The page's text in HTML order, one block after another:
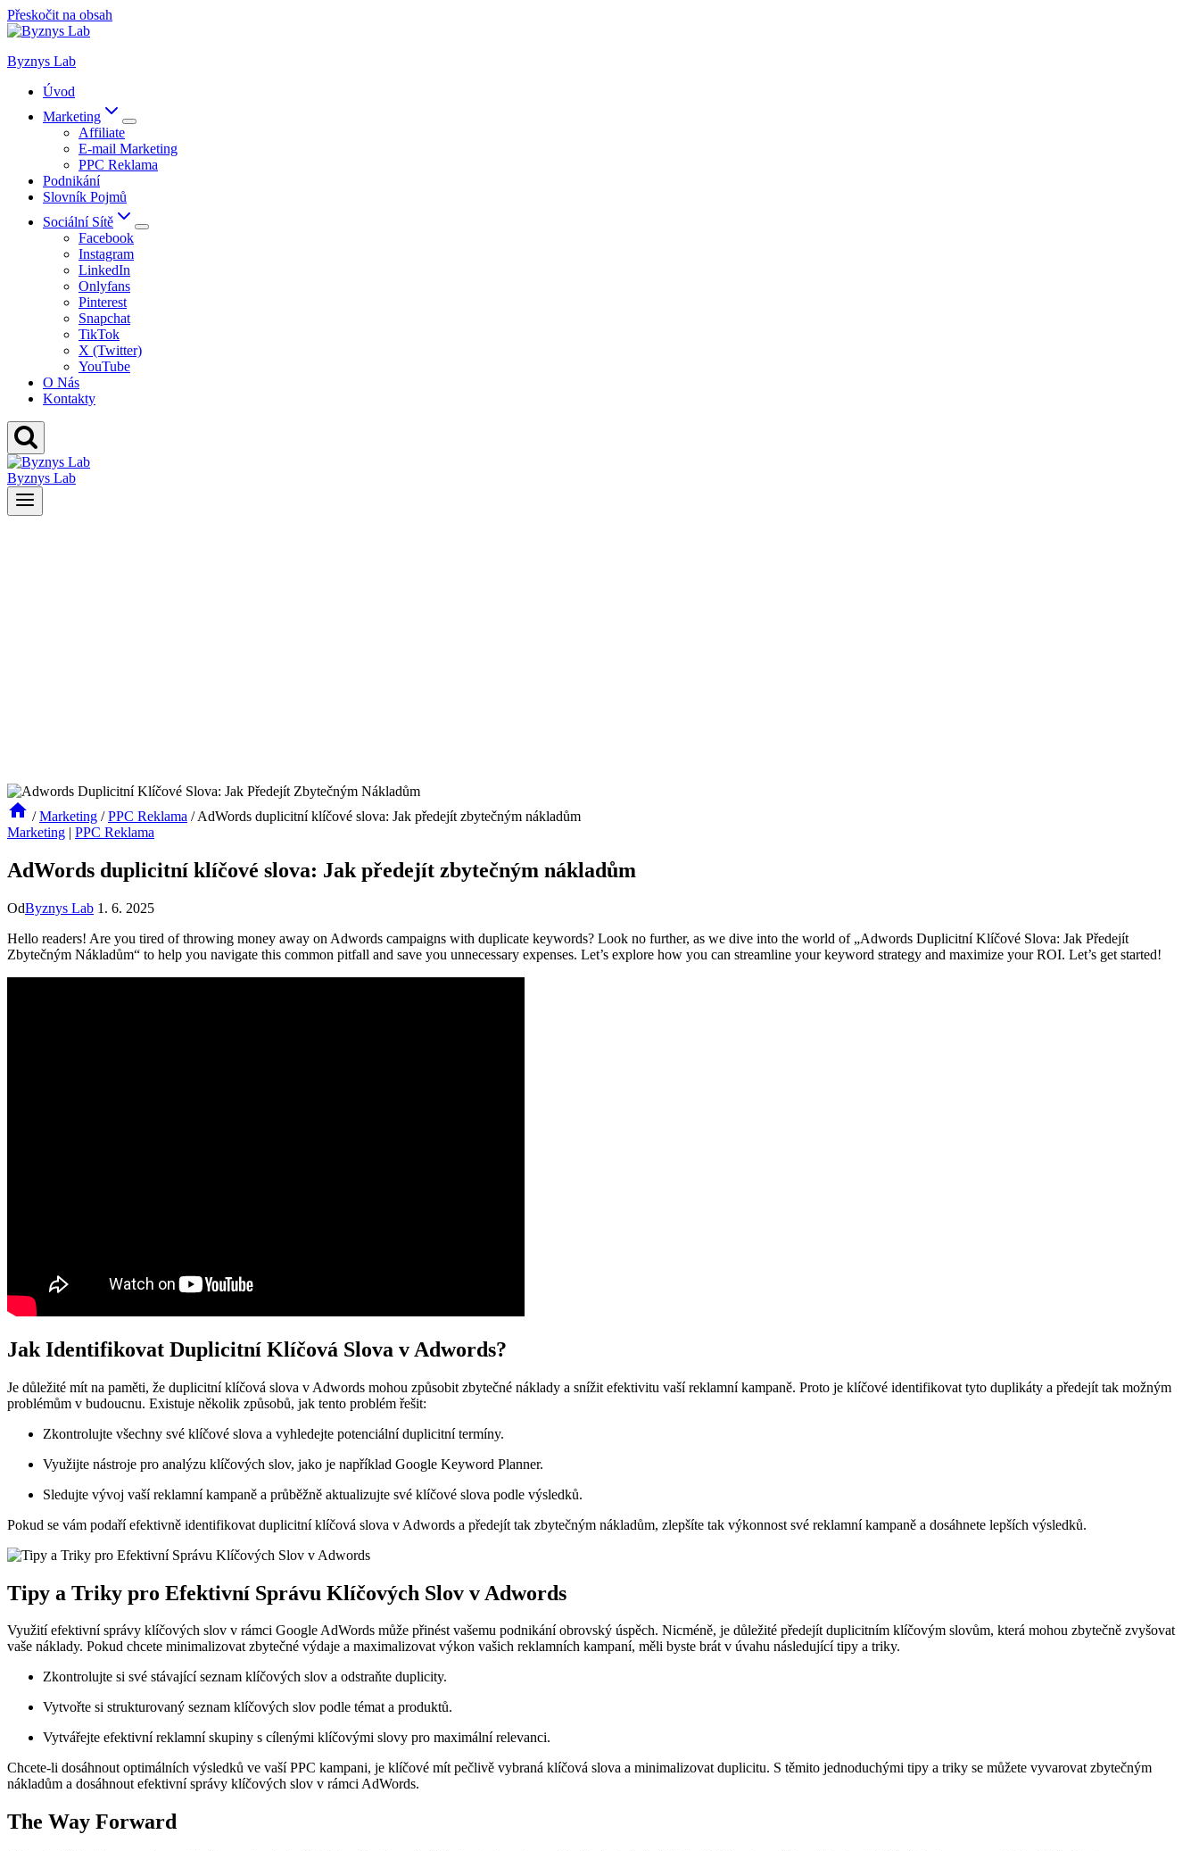
Přeskočit na obsah
Byznys Lab
Úvod
Marketing
Affiliate
E-mail Marketing
PPC Reklama
Podnikání
Slovník Pojmů
Sociální Sítě
Facebook
Instagram
LinkedIn
Onlyfans
Pinterest
Snapchat
TikTok
X (Twitter)
YouTube
O Nás
Kontakty
Byznys Lab
/ Marketing / PPC Reklama / AdWords duplicitní klíčové slova: Jak předejít zbytečným nákladům
Marketing | PPC Reklama
AdWords duplicitní klíčové slova: Jak předejít zbytečným nákladům
OdByznys Lab 1. 6. 2025
Hello readers! Are you tired of throwing money away on Adwords campaigns with duplicate keywords? Look no further, as we dive into the world of „Adwords Duplicitní Klíčové Slova: Jak Předejít
Zbytečným Nákladům“ to help you navigate this common pitfall and save you unnecessary expenses. Let’s explore how you can streamline your keyword strategy and maximize your ROI. Let’s get started!
Jak Identifikovat Duplicitní Klíčová Slova v Adwords?
Je důležité mít na paměti, že duplicitní klíčová slova v Adwords mohou způsobit zbytečné náklady a snížit efektivitu vaší reklamní kampaně. Proto je klíčové identifikovat tyto duplikáty a předejít tak možným
problémům v budoucnu. Existuje několik způsobů, jak tento problém řešit:
Zkontrolujte všechny své klíčové slova a vyhledejte potenciální duplicitní termíny.
Využijte nástroje pro analýzu klíčových slov, jako je například Google Keyword Planner.
Sledujte vývoj vaší reklamní kampaně a průběžně aktualizujte své klíčové slova podle výsledků.
Pokud se vám podaří efektivně identifikovat duplicitní klíčová slova v Adwords a předejít tak zbytečným nákladům, zlepšíte tak výkonnost své reklamní kampaně a dosáhnete lepších výsledků.
Tipy a Triky pro Efektivní Správu Klíčových Slov v Adwords
Využití efektivní správy klíčových slov v rámci Google AdWords může přinést vašemu podnikání obrovský úspěch. Nicméně, je důležité předejít duplicitním klíčovým slovům, která mohou zbytečně zvyšovat
vaše náklady. Pokud chcete minimalizovat zbytečné výdaje a maximalizovat výkon vašich reklamních kampaní, měli byste brát v úvahu následující tipy a triky.
Zkontrolujte si své stávající seznam klíčových slov a odstraňte duplicity.
Vytvořte si strukturovaný seznam klíčových slov podle témat a produktů.
Vytvářejte efektivní reklamní skupiny s cílenými klíčovými slovy pro maximální relevanci.
Chcete-li dosáhnout optimálních výsledků ve vaší PPC kampani, je klíčové mít pečlivě vybraná klíčová slova a minimalizovat duplicitu. S těmito jednoduchými tipy a triky se můžete vyvarovat zbytečným
nákladům a dosáhnout efektivní správy klíčových slov v rámci AdWords.
The Way Forward